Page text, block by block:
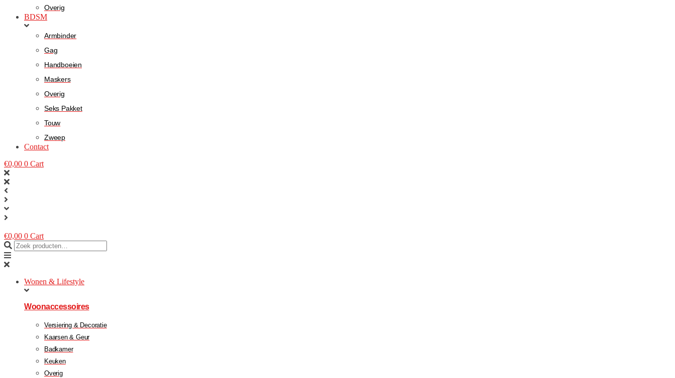
Overig
BDSM
Armbinder
Gag
Handboeien
Maskers
Overig
Seks Pakket
Touw
Zweep
Contact
€0,00 0 Cart
€0,00 0 Cart
Wonen & Lifestyle
Woonaccessoires
Versiering & Decoratie
Kaarsen & Geur
Badkamer
Keuken
Overig